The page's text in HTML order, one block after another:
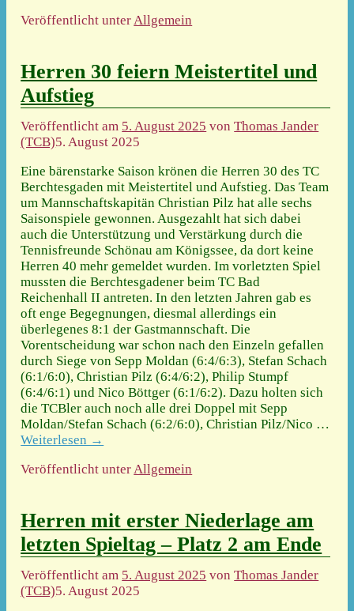
Veröffentlicht unterAllgemein
Herren 30 feiern Meistertitel und
Aufstieg
Veröffentlicht am 5. August 2025 vonThomas Jander
(TCB)5. August 2025
Eine bärenstarke Saison krönen die Herren 30 des TC
Berchtesgaden mit Meistertitel und Aufstieg. Das Team
um Mannschaftskapitän Christian Pilz hat alle sechs
Saisonspiele gewonnen. Ausgezahlt hat sich dabei
auch die Unterstützung und Verstärkung durch die
Tennisfreunde Schönau am Königssee, da dort keine
Herren 40 mehr gemeldet wurden. Im vorletzten Spiel
mussten die Berchtesgadener beim TC Bad
Reichenhall II antreten. In den letzten Jahren gab es
oft enge Begegnungen, diesmal allerdings ein
überlegenes 8:1 der Gastmannschaft. Die
Vorentscheidung war schon nach den Einzeln gefallen
durch Siege von Sepp Moldan (6:4/6:3), Stefan Schach
(6:1/6:0), Christian Pilz (6:4/6:2), Philip Stumpf
(6:4/6:1) und Nico Böttger (6:1/6:2). Dazu holten sich
die TCBler auch noch alle drei Doppel mit Sepp
Moldan/Stefan Schach (6:2/6:0), Christian Pilz/Nico …
Weiterlesen →
Veröffentlicht unterAllgemein
Herren mit erster Niederlage am
letzten Spieltag – Platz 2 am Ende
Veröffentlicht am 5. August 2025 vonThomas Jander
(TCB)5. August 2025